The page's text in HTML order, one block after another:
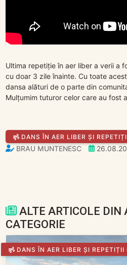
Ultima repetiție în aer liber a verii a
cu doar 3 zile înainte. Cu toate
dansa alături de o parte din
Mulțumim tuturor celor care au fost
DANS ÎN AER LIBER ȘI
BRAU MUNTENESC
ALTE ARTICOLE DIN
CATEGORIE
DANS ÎN AER LIBER ȘI REPETIȚII